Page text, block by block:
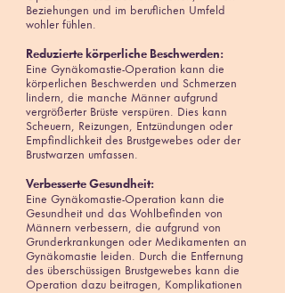
Beziehungen und im beruflichen Umfeld
wohler fühlen.
Reduzierte körperliche Beschwerden:
Eine Gynäkomastie-Operation kann die
körperlichen Beschwerden und Schmerzen
lindern, die manche Männer aufgrund
vergrößerter Brüste verspüren. Dies kann
Scheuern, Reizungen, Entzündungen oder
Empfindlichkeit des Brustgewebes oder der
Brustwarzen umfassen.
Verbesserte Gesundheit:
Eine Gynäkomastie-Operation kann die
Gesundheit und das Wohlbefinden von
Männern verbessern, die aufgrund von
Grunderkrankungen oder Medikamenten an
Gynäkomastie leiden. Durch die Entfernung
des überschüssigen Brustgewebes kann die
Operation dazu beitragen, Komplikationen